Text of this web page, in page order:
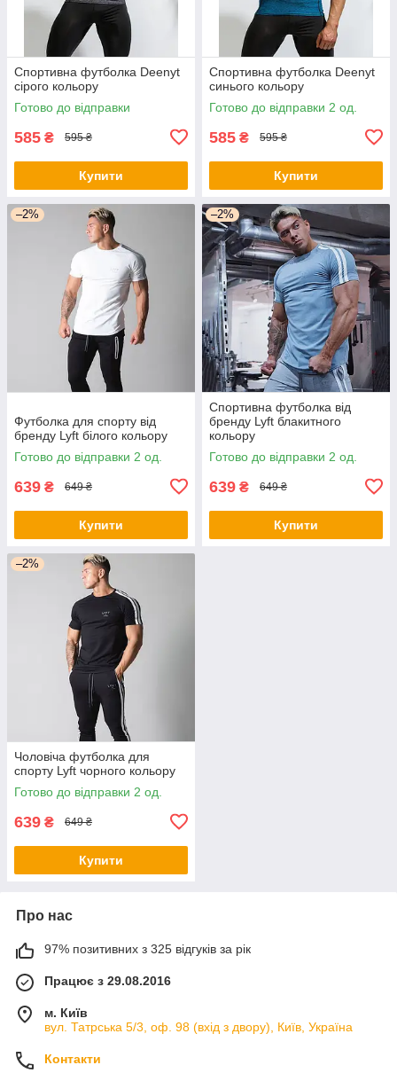
Спортивна футболка Deenyt
сірого кольору
Готово до відправки
585 ₴ 595 ₴
Купити
Спортивна футболка Deenyt
синього кольору
Готово до відправки 2 од.
585 ₴ 595 ₴
Купити
–2%
Футболка для спорту від
бренду Lyft білого кольору
Готово до відправки 2 од.
639 ₴ 649 ₴
Купити
–2%
Спортивна футболка від
бренду Lyft блакитного
кольору
Готово до відправки 2 од.
639 ₴ 649 ₴
Купити
–2%
Чоловіча футболка для
спорту Lyft чорного кольору
Готово до відправки 2 од.
639 ₴ 649 ₴
Купити
Про нас
97% позитивних з 325 відгуків за рік
Працює з 29.08.2016
м. Київ
вул. Татрська 5/3, оф. 98 (вхід з двору), Київ, Україна
Контакти